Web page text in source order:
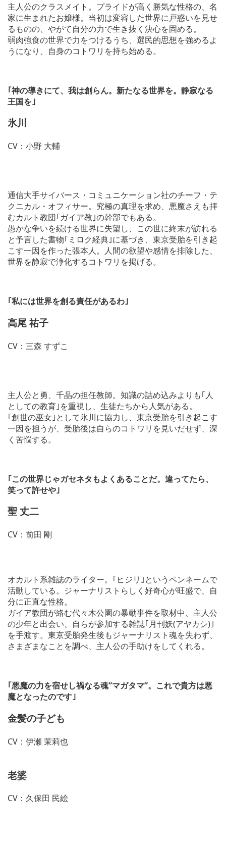
主人公のクラスメイト。プライドが高く勝気な性格の、名
家に生まれたお嬢様。当初は変容した世界に戸惑いを見せ
るものの、やがて自分の力で生き抜く決心を固める。
弱肉強食の世界で力をつけるうち、選民的思想を強めるよ
うになり、自身のコトワリを持ち始める。
｢神の導きにて、我は創らん。新たなる世界を。静寂なる
王国を｣
氷川
CV：小野 大輔
通信大手サイバース・コミュニケーション社のチーフ・テ
クニカル・オフィサー。究極の真理を求め、悪魔さえも拝
むカルト教団｢ガイア教｣の幹部でもある。
愚かな争いを続ける世界に失望し、この世に終末が訪れる
と予言した書物｢ミロク経典｣に基づき、東京受胎を引き起
こす一因を作った張本人。人間の欲望や感情を排除した、
世界を静寂で浄化するコトワリを掲げる。
｢私には世界を創る責任があるわ｣
高尾 祐子
CV：三森 すずこ
主人公と勇、千晶の担任教師。知識の詰め込みよりも｢人
としての教育｣を重視し、生徒たちから人気がある。
｢創世の巫女｣として氷川に協力し、東京受胎を引き起こす
一因を担うが、受胎後は自らのコトワリを見いだせず、深
く苦悩する。
｢この世界じゃガセネタもよくあることだ。違ってたら、
笑って許せや｣
聖 丈二
CV：前田 剛
オカルト系雑誌のライター。｢ヒジリ｣というペンネームで
活動している。ジャーナリストらしく好奇心が旺盛で、自
分に正直な性格。
ガイア教団が絡む代々木公園の暴動事件を取材中、主人公
の少年と出会い、自らが参加する雑誌｢月刊妖(アヤカシ)｣
を手渡す。東京受胎発生後もジャーナリスト魂を失わず、
さまざまなことを調べ、主人公の手助けをしてくれる。
｢悪魔の力を宿せし禍なる魂”マガタマ”。これで貴方は悪
魔となったのです｣
金髪の子ども
CV：伊瀬 茉莉也
老婆
CV：久保田 民絵